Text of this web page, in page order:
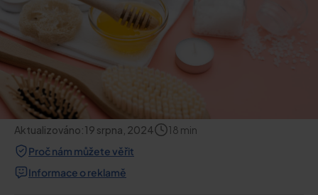
Aktualizováno:19 srpna, 2024 18 min
Proč nám můžete věřit
Informace o reklamě